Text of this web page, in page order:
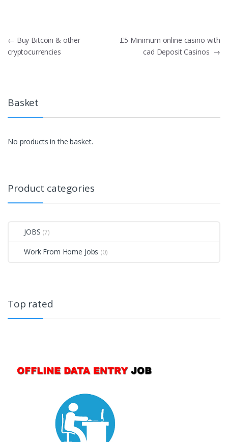
Post
navigation
← Buy Bitcoin & other
cryptocurrencies
£5 Minimum online casino with
cad Deposit Casinos →
Basket
No products in the basket.
Product categories
JOBS (7)
Work From Home Jobs (0)
Top rated